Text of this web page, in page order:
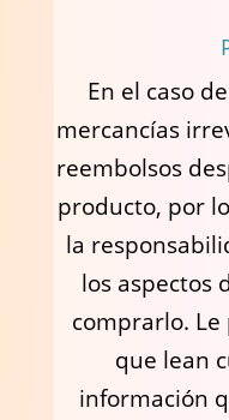
En el caso
mercancías
reembolsos
producto, por
la
los aspectos
comprarlo.
que lean
información